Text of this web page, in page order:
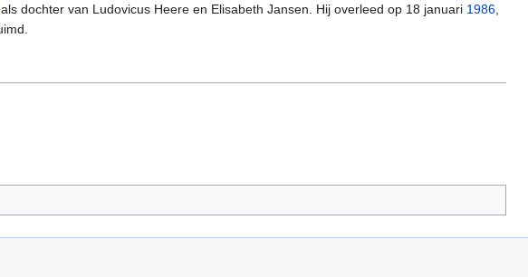
als dochter van Ludovicus Heere en Elisabeth Jansen. Hij overleed op 18 januari 1986,